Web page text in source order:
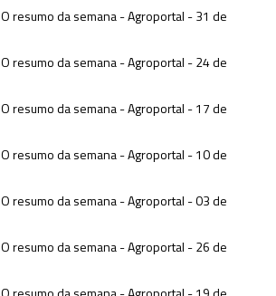
O resumo da semana - Agroportal - 31 de
O resumo da semana - Agroportal - 24 de
O resumo da semana - Agroportal - 17 de
O resumo da semana - Agroportal - 10 de
O resumo da semana - Agroportal - 03 de
O resumo da semana - Agroportal - 26 de